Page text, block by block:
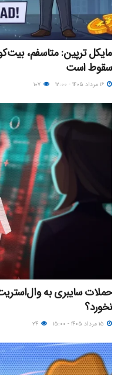
سقوط است
حملات سایبری به
نخورد؟